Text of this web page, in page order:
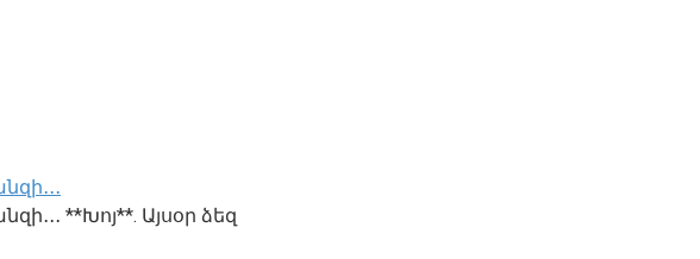
**Խոյ**. Այսօր ձեզ